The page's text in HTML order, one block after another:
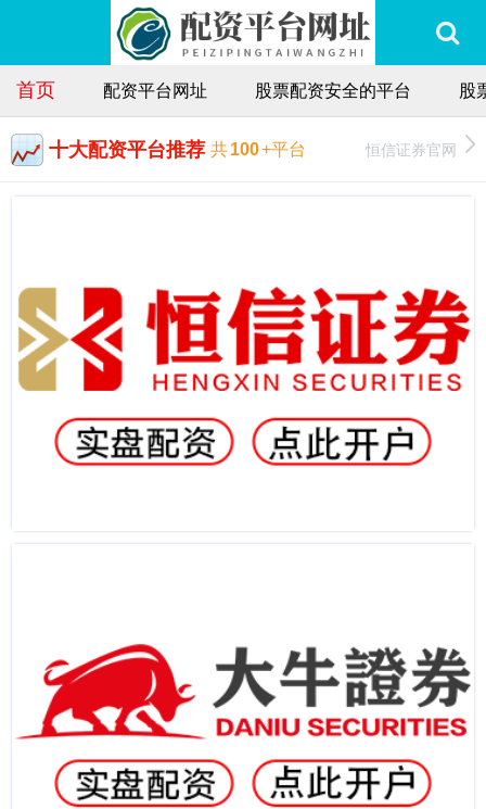
首页 配资平台网址 股票配资安全的平台 股
十大配资平台推荐 共100+平台 恒信证券官网